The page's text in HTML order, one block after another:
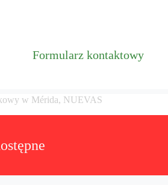
Formularz kontaktowy
w Mérida, NUEVAS